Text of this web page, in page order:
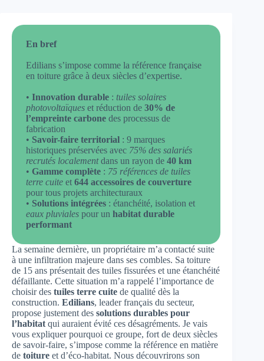
En bref
Edilians s’impose comme la référence française
en toiture grâce à deux siècles d’expertise.
• Innovation durable : tuiles solaires
photovoltaïques et réduction de 30% de
l’empreinte carbone des processus de
fabrication
• Savoir-faire territorial : 9 marques
historiques préservées avec 75% des salariés
recrutés localementdans un rayon de 40 km
• Gamme complète : 75 références de tuiles
terre cuite et 644 accessoires de couverture
pour tous projets architecturaux
• Solutions intégrées : étanchéité, isolation et
eaux pluviales pour un habitat durable
performant
La semaine dernière, un propriétaire m’a contacté suite
à une infiltration majeure dans ses combles. Sa toiture
de 15 ans présentait des tuiles fissurées et une étanchéité
défaillante. Cette situation m’a rappelé l’importance de
choisir des tuiles terre cuite de qualité dès la
construction. Edilians, leader français du secteur,
propose justement des solutions durables pour
l’habitat qui auraient évité ces désagréments. Je vais
vous expliquer pourquoi ce groupe, fort de deux siècles
de savoir-faire, s’impose comme la référence en matière
de toiture et d’éco-habitat. Nous découvrirons son